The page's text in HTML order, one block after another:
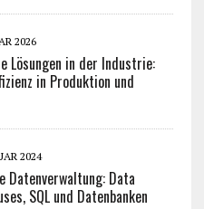
2026
Lösungen in der Industrie:
in Produktion und
2024
Datenverwaltung: Data
SQL und Datenbanken